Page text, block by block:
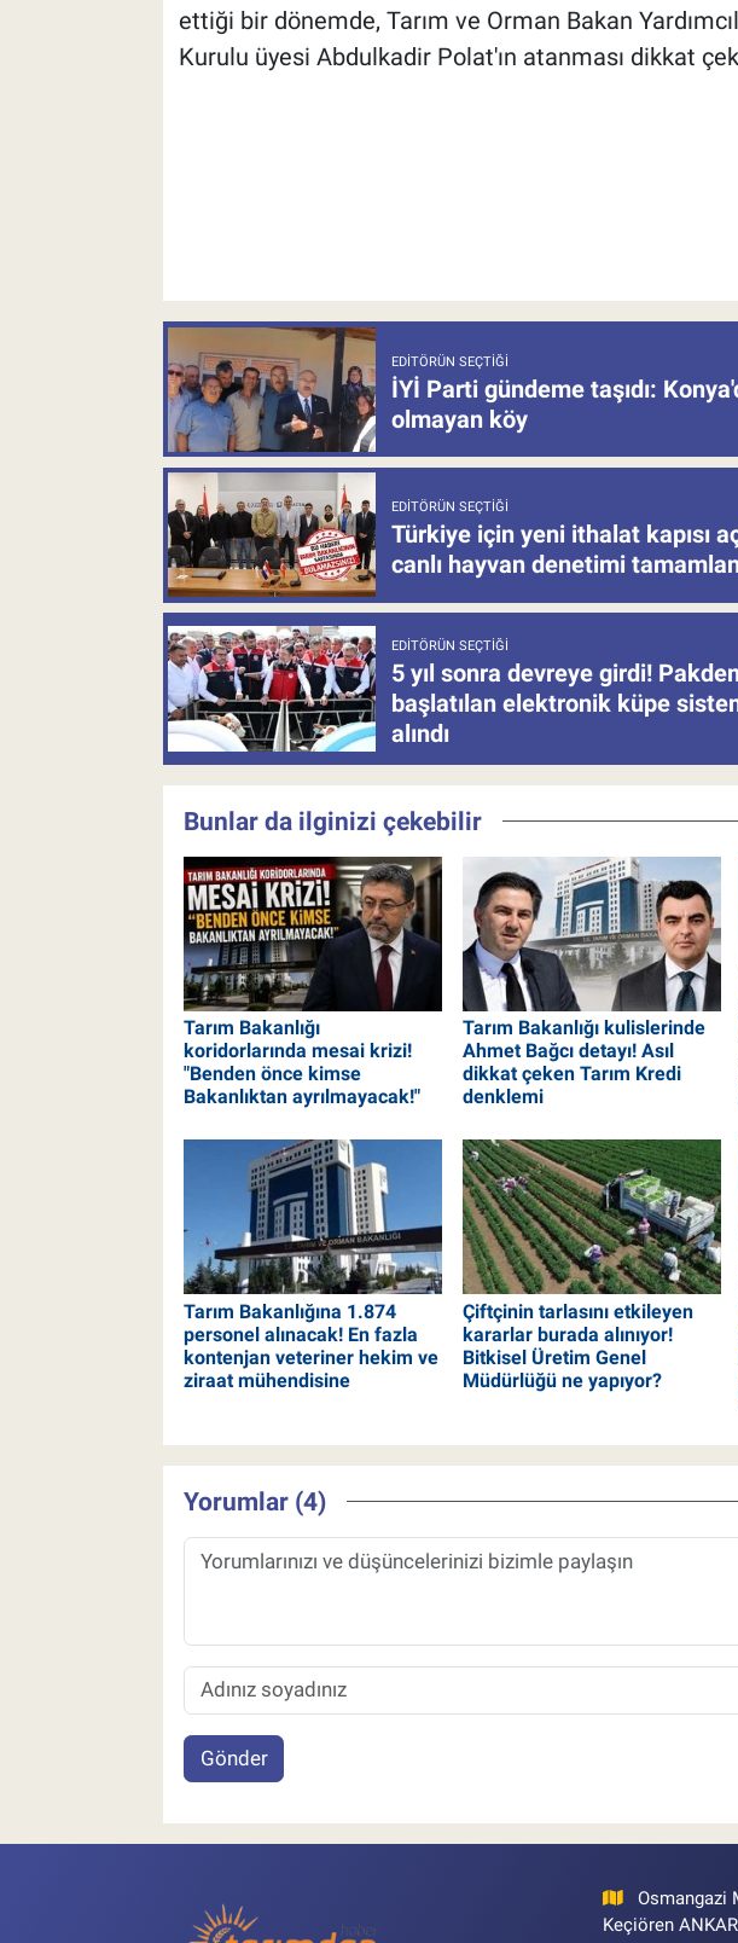
ettiği bir dönemde, Tarım ve Orman Bakan
Kurulu üyesi Abdulkadir Polat'ın atanması dikkat
EDITÖRÜN SEÇTIĞI
İYİ Parti gündeme taşıdı:
olmayan köy
EDITÖRÜN SEÇTIĞI
Türkiye için yeni ithalat kapısı
canlı hayvan denetimi
EDITÖRÜN SEÇTIĞI
5 yıl sonra devreye girdi!
başlatılan elektronik küpe
alındı
Bunlar da ilginizi çekebilir
Tarım Bakanlığı
koridorlarında mesai krizi!
"Benden önce kimse
Bakanlıktan ayrılmayacak!"
Tarım Bakanlığı kulislerinde
Ahmet Bağcı detayı! Asıl
dikkat çeken Tarım Kredi
denklemi
Tarım Bakanlığına 1.874
personel alınacak! En fazla
kontenjan veteriner hekim ve
ziraat mühendisine
Çiftçinin tarlasını etkileyen
kararlar burada alınıyor!
Bitkisel Üretim Genel
Müdürlüğü ne yapıyor?
Yorumlar (4)
Gönder
Osmangazi
Keçiören